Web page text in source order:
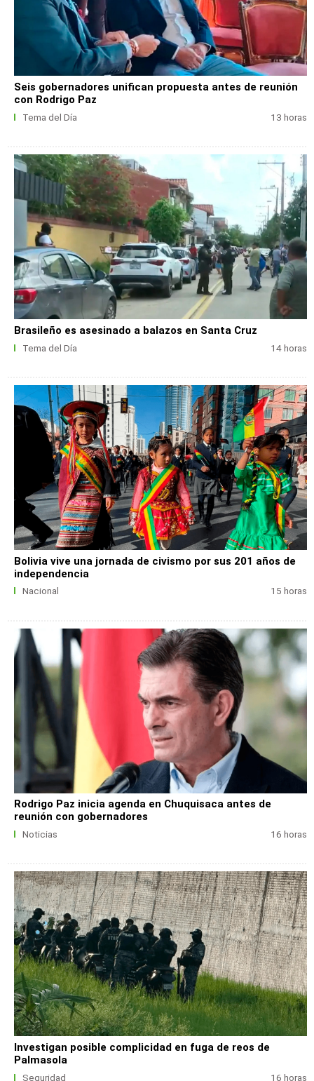
Seis gobernadores unifican propuesta antes de reunión
con Rodrigo Paz
Tema del Día 13 horas
Brasileño es asesinado a balazos en Santa Cruz
Tema del Día 14 horas
Bolivia vive una jornada de civismo por sus 201 años de
independencia
Nacional 15 horas
Rodrigo Paz inicia agenda en Chuquisaca antes de
reunión con gobernadores
Noticias 16 horas
Investigan posible complicidad en fuga de reos de
Palmasola
Seguridad 16 horas